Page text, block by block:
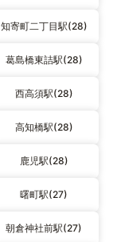
知寄町二丁目駅(28)
葛島橋東詰駅(28)
西高須駅(28)
高知橋駅(28)
鹿児駅(28)
曙町駅(27)
朝倉神社前駅(27)